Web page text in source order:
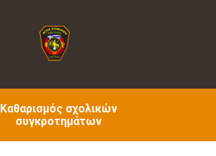
Καθαρισμός σχολικών
συγκροτημάτων